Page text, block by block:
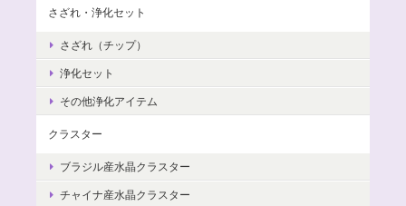
さざれ・浄化セット
さざれ（チップ）
浄化セット
その他浄化アイテム
クラスター
ブラジル産水晶クラスター
チャイナ産水晶クラスター